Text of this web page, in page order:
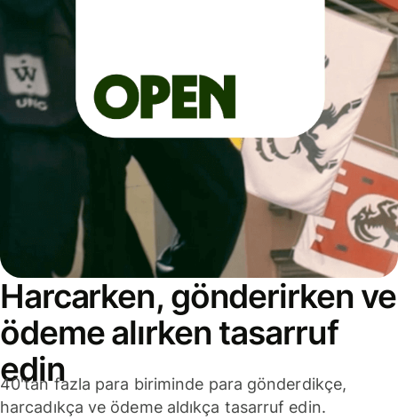
Harcarken, gönderirken ve
ödeme alırken tasarruf
edin
40'tan fazla para biriminde para gönderdikçe,
harcadıkça ve ödeme aldıkça tasarruf edin.